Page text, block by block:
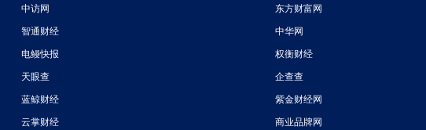
中访网
东方财富网
智通财经
中华网
电鳗快报
权衡财经
天眼查
企查查
蓝鲸财经
紫金财经网
云掌财经
商业品牌网